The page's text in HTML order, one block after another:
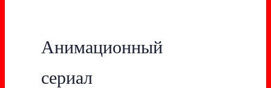
Анимационный
сериал